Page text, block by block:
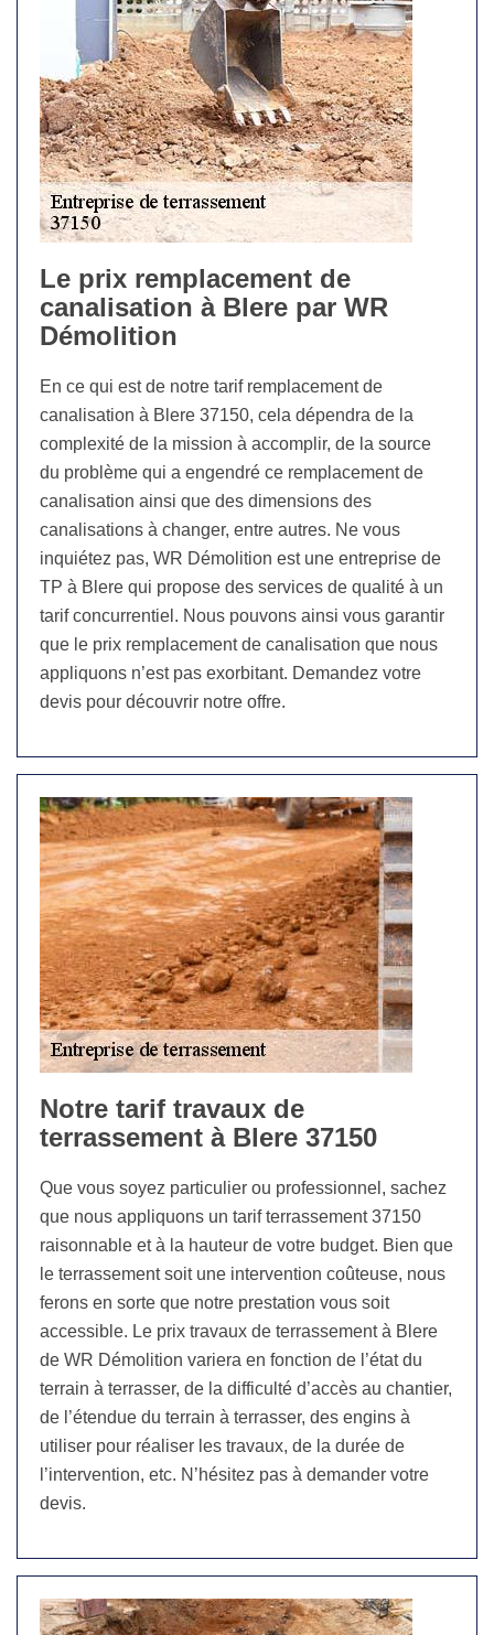
Le prix remplacement de
canalisation à Blere par WR
Démolition
En ce qui est de notre tarif remplacement de
canalisation à Blere 37150, cela dépendra de la
complexité de la mission à accomplir, de la source
du problème qui a engendré ce remplacement de
canalisation ainsi que des dimensions des
canalisations à changer, entre autres. Ne vous
inquiétez pas, WR Démolition est une entreprise de
TP à Blere qui propose des services de qualité à un
tarif concurrentiel. Nous pouvons ainsi vous garantir
que le prix remplacement de canalisation que nous
appliquons n’est pas exorbitant. Demandez votre
devis pour découvrir notre offre.
Notre tarif travaux de
terrassement à Blere 37150
Que vous soyez particulier ou professionnel, sachez
que nous appliquons un tarif terrassement 37150
raisonnable et à la hauteur de votre budget. Bien que
le terrassement soit une intervention coûteuse, nous
ferons en sorte que notre prestation vous soit
accessible. Le prix travaux de terrassement à Blere
de WR Démolition variera en fonction de l’état du
terrain à terrasser, de la difficulté d’accès au chantier,
de l’étendue du terrain à terrasser, des engins à
utiliser pour réaliser les travaux, de la durée de
l’intervention, etc. N’hésitez pas à demander votre
devis.